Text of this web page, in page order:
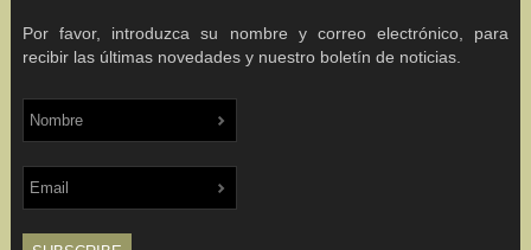
Por favor, introduzca su nombre y correo electrónico, para
recibir las últimas novedades y nuestro boletín de noticias.